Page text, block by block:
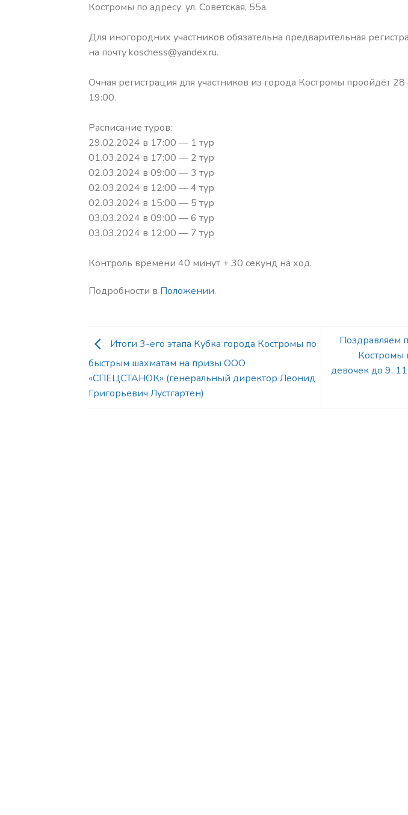
Костромы по адресу: ул. Советская, 55а.
Для иногородних участников обязательна предварительная
на почту koschess@yandex.ru.
Очная регистрация для участников из города Костромы проойдёт
19:00.
Расписание туров:
29.02.2024 в 17:00 — 1 тур
01.03.2024 в 17:00 — 2 тур
02.03.2024 в 09:00 — 3 тур
02.03.2024 в 12:00 — 4 тур
02.03.2024 в 15:00 — 5 тур
03.03.2024 в 09:00 — 6 тур
03.03.2024 в 12:00 — 7 тур
Контроль времени 40 минут + 30 секунд на ход.
Подробности в Положении.
Итоги 3-его этапа Кубка города Костромы по
быстрым шахматам на призы ООО
«СПЕЦСТАНОК» (генеральный директор Леонид
Григорьевич Лустгартен)
Поздравляем
Костромы
девочек до 9,